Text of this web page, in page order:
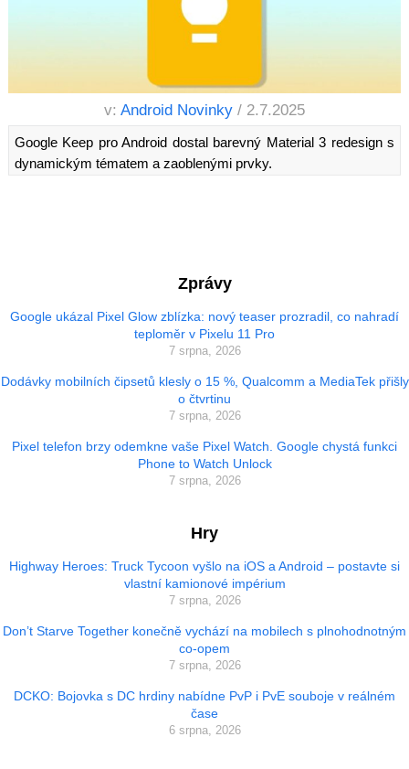
v: Android Novinky / 2.7.2025
Google Keep pro Android dostal barevný Material 3 redesign s
dynamickým tématem a zaoblenými prvky.
Zprávy
Google ukázal Pixel Glow zblízka: nový teaser prozradil, co nahradí
teploměr v Pixelu 11 Pro
7 srpna, 2026
Dodávky mobilních čipsetů klesly o 15 %, Qualcomm a MediaTek přišly
o čtvrtinu
7 srpna, 2026
Pixel telefon brzy odemkne vaše Pixel Watch. Google chystá funkci
Phone to Watch Unlock
7 srpna, 2026
Hry
Highway Heroes: Truck Tycoon vyšlo na iOS a Android – postavte si
vlastní kamionové impérium
7 srpna, 2026
Don’t Starve Together konečně vychází na mobilech s plnohodnotným
co-opem
7 srpna, 2026
DCKO: Bojovka s DC hrdiny nabídne PvP i PvE souboje v reálném
čase
6 srpna, 2026